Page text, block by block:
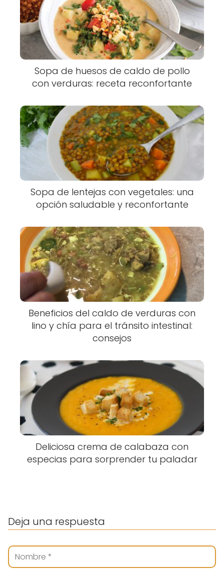
Sopa de huesos de caldo de pollo
con verduras: receta reconfortante
Sopa de lentejas con vegetales: una
opción saludable y reconfortante
Beneficios del caldo de verduras con
lino y chía para el tránsito intestinal:
consejos
Deliciosa crema de calabaza con
especias para sorprender tu paladar
Deja una respuesta